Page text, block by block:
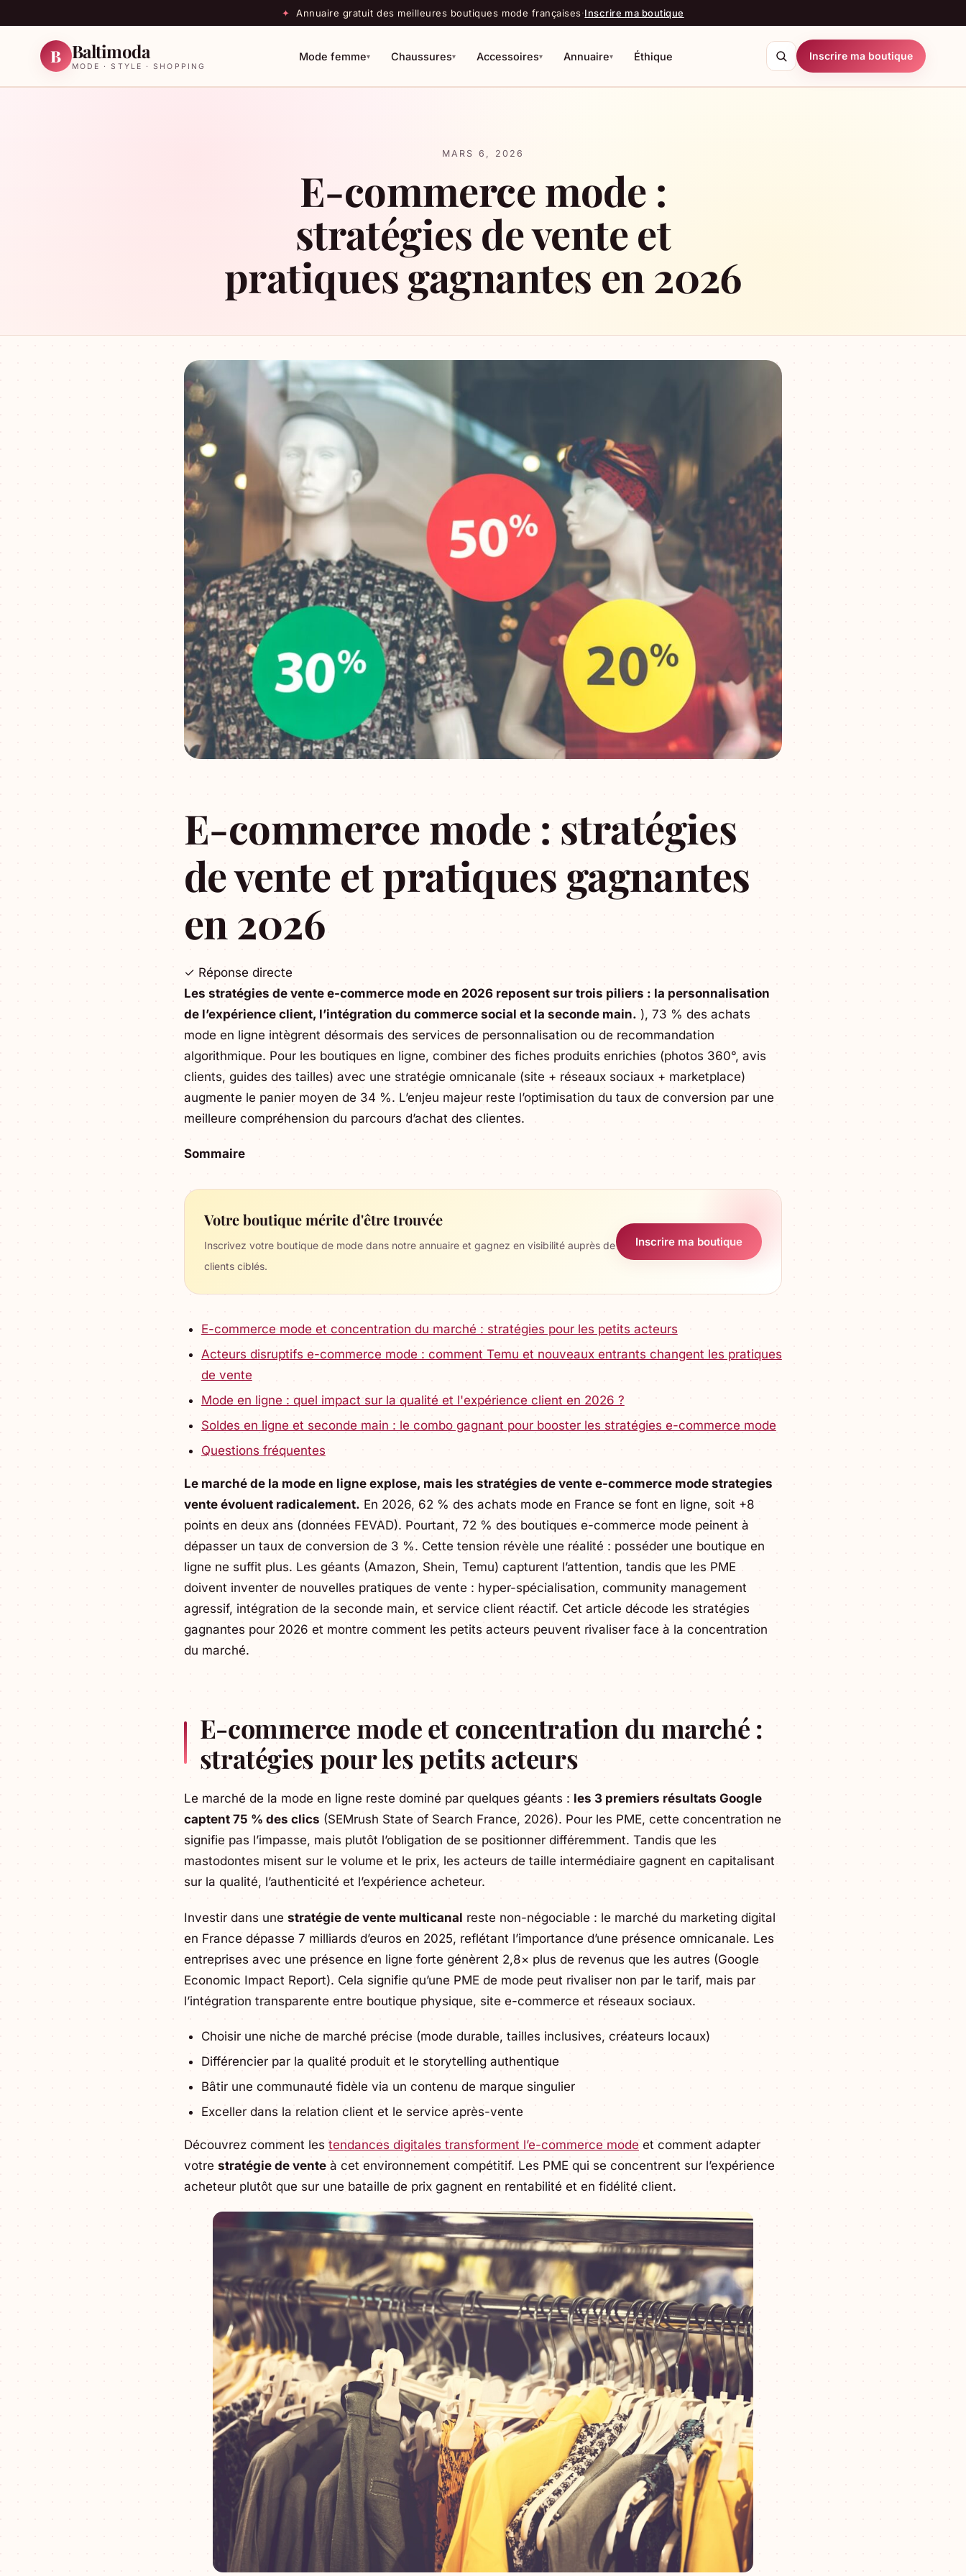
✦ Annuaire gratuit des meilleures boutiques mode françaises·Inscrire ma boutique
B Baltimoda
MODE · STYLE · SHOPPING
Mode femme▾ Chaussures▾ Accessoires▾ Annuaire▾ Éthique Inscrire ma boutique
MARS 6, 2026
E-commerce mode :
stratégies de vente et
pratiques gagnantes en 2026
E-commerce mode : stratégies
de vente et pratiques gagnantes
en 2026
✓ Réponse directe
Les stratégies de vente e-commerce mode en 2026 reposent sur trois piliers : la personnalisation
de l’expérience client, l’intégration du commerce social et la seconde main. ), 73 % des achats
mode en ligne intègrent désormais des services de personnalisation ou de recommandation
algorithmique. Pour les boutiques en ligne, combiner des fiches produits enrichies (photos 360°, avis
clients, guides des tailles) avec une stratégie omnicanale (site + réseaux sociaux + marketplace)
augmente le panier moyen de 34 %. L’enjeu majeur reste l’optimisation du taux de conversion par une
meilleure compréhension du parcours d’achat des clientes.
Sommaire
Votre boutique mérite d'être trouvée
Inscrivez votre boutique de mode dans notre annuaire et gagnez en visibilité auprès de
clients ciblés.
Inscrire ma boutique
E-commerce mode et concentration du marché : stratégies pour les petits acteurs
Acteurs disruptifs e-commerce mode : comment Temu et nouveaux entrants changent les pratiques
de vente
Mode en ligne : quel impact sur la qualité et l'expérience client en 2026 ?
Soldes en ligne et seconde main : le combo gagnant pour booster les stratégies e-commerce mode
Questions fréquentes
Le marché de la mode en ligne explose, mais les stratégies de vente e-commerce mode strategies
vente évoluent radicalement. En 2026, 62 % des achats mode en France se font en ligne, soit +8
points en deux ans (données FEVAD). Pourtant, 72 % des boutiques e-commerce mode peinent à
dépasser un taux de conversion de 3 %. Cette tension révèle une réalité : posséder une boutique en
ligne ne suffit plus. Les géants (Amazon, Shein, Temu) capturent l’attention, tandis que les PME
doivent inventer de nouvelles pratiques de vente : hyper-spécialisation, community management
agressif, intégration de la seconde main, et service client réactif. Cet article décode les stratégies
gagnantes pour 2026 et montre comment les petits acteurs peuvent rivaliser face à la concentration
du marché.
E-commerce mode et concentration du marché :
stratégies pour les petits acteurs
Le marché de la mode en ligne reste dominé par quelques géants : les 3 premiers résultats Google
captent 75 % des clics (SEMrush State of Search France, 2026). Pour les PME, cette concentration ne
signifie pas l’impasse, mais plutôt l’obligation de se positionner différemment. Tandis que les
mastodontes misent sur le volume et le prix, les acteurs de taille intermédiaire gagnent en capitalisant
sur la qualité, l’authenticité et l’expérience acheteur.
Investir dans une stratégie de vente multicanal reste non-négociable : le marché du marketing digital
en France dépasse 7 milliards d’euros en 2025, reflétant l’importance d’une présence omnicanale. Les
entreprises avec une présence en ligne forte génèrent 2,8× plus de revenus que les autres (Google
Economic Impact Report). Cela signifie qu’une PME de mode peut rivaliser non par le tarif, mais par
l’intégration transparente entre boutique physique, site e-commerce et réseaux sociaux.
Choisir une niche de marché précise (mode durable, tailles inclusives, créateurs locaux)
Différencier par la qualité produit et le storytelling authentique
Bâtir une communauté fidèle via un contenu de marque singulier
Exceller dans la relation client et le service après-vente
Découvrez comment les tendances digitales transforment l’e-commerce mode et comment adapter
votre stratégie de vente à cet environnement compétitif. Les PME qui se concentrent sur l’expérience
acheteur plutôt que sur une bataille de prix gagnent en rentabilité et en fidélité client.